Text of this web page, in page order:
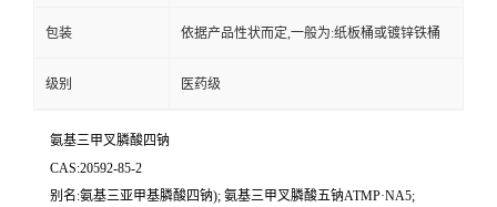
包装 依据产品性状而定,一般为:纸板桶或镀锌铁桶
级别 医药级
氨基三甲叉膦酸四钠
CAS:20592-85-2
别名:氨基三亚甲基膦酸四钠); 氨基三甲叉膦酸五钠ATMP·NA5;